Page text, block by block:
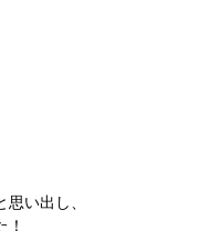
い出し、